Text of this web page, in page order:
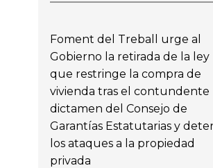
Foment del Treball urge al
Gobierno la retirada de la ley
que restringe la compra de
vivienda tras el contundente
dictamen del Consejo de
Garantías Estatutarias y
los ataques a la propiedad
privada